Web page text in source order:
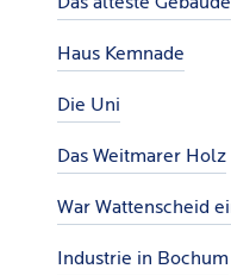
Haus Kemnade
Die Uni
Das Weitmarer Holz
War Wattenscheid
Industrie in Bochum